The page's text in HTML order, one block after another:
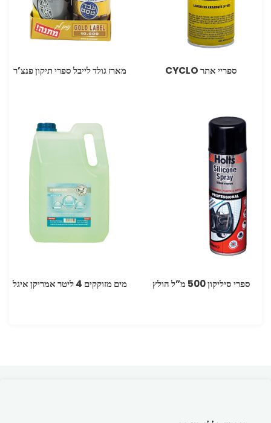
ספריי אתר CYCLO מארז גולד לייבל ספרי תיקון פנצ’ר
ספרי סיליקון 500 מ”ל הולץ מים מזוקקים 4 ליטר אמריקן איגל